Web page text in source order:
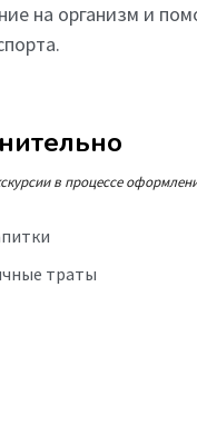
на организм и
в процессе
траты